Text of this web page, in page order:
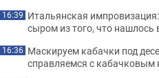
16:39 Итальянская
сыром из того, что нашлось
16:36 Маскируем кабачки под
справляемся с кабачковым